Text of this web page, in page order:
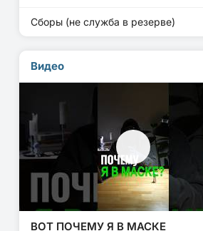
Сборы (не служба в резерве)
Видео
ВОТ ПОЧЕМУ Я В МАСКЕ